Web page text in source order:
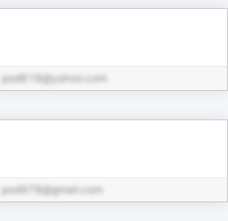
pod818@yahoo.com
pod978@gmail.com